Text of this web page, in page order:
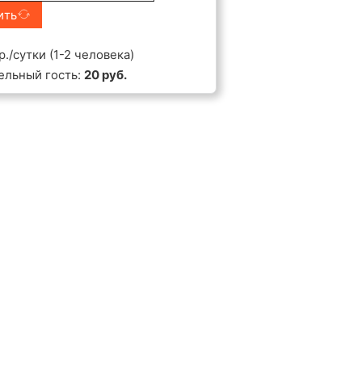
сутки (1-2 человека)
гость: 20 руб.